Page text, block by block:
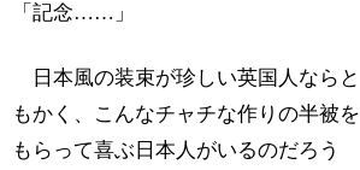
「記念……」
日本風の装束が珍しい英国人ならと
もかく、こんなチャチな作りの半被を
もらって喜ぶ日本人がいるのだろう